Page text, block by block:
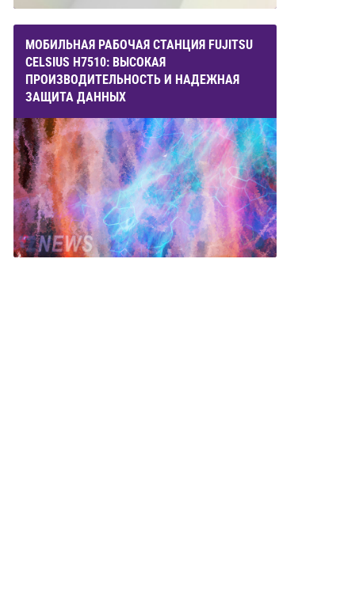
МОБИЛЬНАЯ РАБОЧАЯ СТАНЦИЯ FUJITSU
CELSIUS H7510: ВЫСОКАЯ
ПРОИЗВОДИТЕЛЬНОСТЬ И НАДЕЖНАЯ
ЗАЩИТА ДАННЫХ